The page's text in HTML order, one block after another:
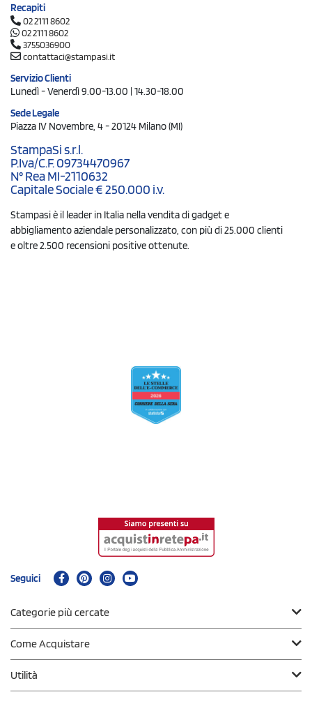
Recapiti
02 2111 8602
02 2111 8602
3755036900
contattaci@stampasi.it
Servizio Clienti
Lunedì - Venerdì 9.00-13.00 | 14.30-18.00
Sede Legale
Piazza IV Novembre, 4 - 20124 Milano (MI)
StampaSi s.r.l.
P.Iva/C.F. 09734470967
N° Rea MI-2110632
Capitale Sociale € 250.000 i.v.
Stampasi è il leader in Italia nella vendita di gadget e
abbigliamento aziendale personalizzato, con più di 25.000 clienti
e oltre 2.500 recensioni positive ottenute.
Seguici
Categorie più cercate
Come Acquistare
Utilità